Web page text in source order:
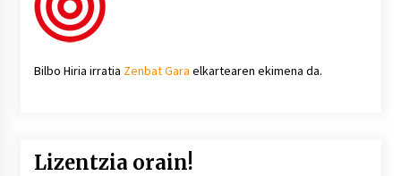
Bilbo Hiria irratia Zenbat Gara elkartearen ekimena da.
Lizentzia orain!